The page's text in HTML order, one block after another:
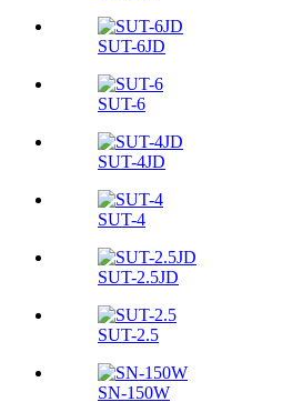
SUT-6JD
SUT-6
SUT-4JD
SUT-4
SUT-2.5JD
SUT-2.5
SN-150W